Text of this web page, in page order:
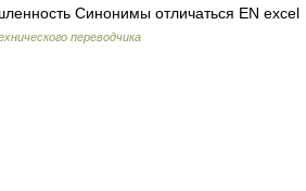
Синонимы отличаться EN excel
переводчика